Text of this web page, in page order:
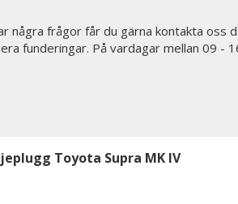
några frågor får du gärna kontakta oss
funderingar. På vardagar mellan 09 -
Toyota Supra MK IV